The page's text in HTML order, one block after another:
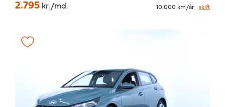
2.795 kr./md. 10.000 km/år skift